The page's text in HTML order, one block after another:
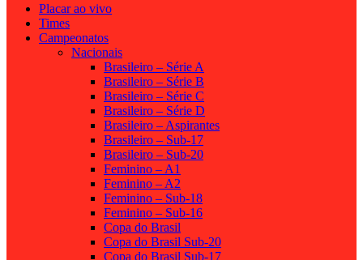
Placar ao vivo
Times
Campeonatos
Nacionais
Brasileiro – Série A
Brasileiro – Série B
Brasileiro – Série C
Brasileiro – Série D
Brasileiro – Aspirantes
Brasileiro – Sub-17
Brasileiro – Sub-20
Feminino – A1
Feminino – A2
Feminino – Sub-18
Feminino – Sub-16
Copa do Brasil
Copa do Brasil Sub-20
Copa do Brasil Sub-17